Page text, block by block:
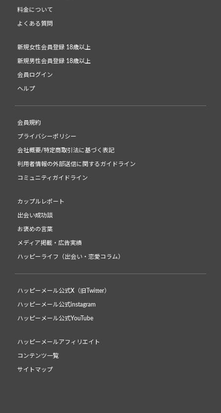
料金について
よくある質問
新規女性会員登録 18歳以上
新規男性会員登録 18歳以上
会員ログイン
ヘルプ
会員規約
プライバシーポリシー
会社概要/特定商取引法に基づく表記
利用者情報の外部送信に関するガイドライン
コミュニティガイドライン
カップルレポート
出会い成功談
お褒めの言葉
メディア掲載・広告実績
ハッピーライフ（出会い・恋愛コラム）
ハッピーメール公式X（旧Twitter）
ハッピーメール公式instagram
ハッピーメール公式YouTube
ハッピーメールアフィリエイト
コンテンツ一覧
サイトマップ